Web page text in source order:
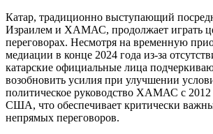
Катар, традиционно выступающий
Израилем и ХАМАС, продолжает играть
переговорах. Несмотря на временную
медиации в конце 2024 года из-за
катарские официальные лица
возобновить усилия при улучшении
политическое руководство ХАМАС с 2012
США, что обеспечивает критически
непрямых переговоров.